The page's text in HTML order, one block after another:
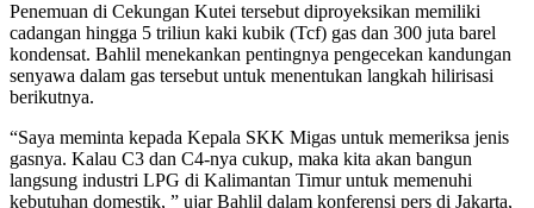
Penemuan di Cekungan Kutei tersebut diproyeksikan memiliki
cadangan hingga 5 triliun kaki kubik (Tcf) gas dan 300 juta barel
kondensat. Bahlil menekankan pentingnya pengecekan kandungan
senyawa dalam gas tersebut untuk menentukan langkah hilirisasi
berikutnya.
“Saya meminta kepada Kepala SKK Migas untuk memeriksa jenis
gasnya. Kalau C3 dan C4-nya cukup, maka kita akan bangun
langsung industri LPG di Kalimantan Timur untuk memenuhi
kebutuhan domestik, ” ujar Bahlil dalam konferensi pers di Jakarta,